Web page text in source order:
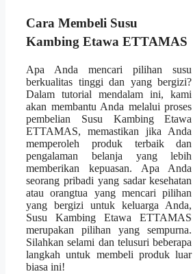
Cara Membeli Susu
Kambing Etawa ETTAMAS
Apa Anda mencari pilihan susu
berkualitas tinggi dan yang bergizi?
Dalam tutorial mendalam ini, kami
akan membantu Anda melalui proses
pembelian Susu Kambing Etawa
ETTAMAS, memastikan jika Anda
memperoleh produk terbaik dan
pengalaman belanja yang lebih
memberikan kepuasan. Apa Anda
seorang pribadi yang sadar kesehatan
atau orangtua yang mencari pilihan
yang bergizi untuk keluarga Anda,
Susu Kambing Etawa ETTAMAS
merupakan pilihan yang sempurna.
Silahkan selami dan telusuri beberapa
langkah untuk membeli produk luar
biasa ini!